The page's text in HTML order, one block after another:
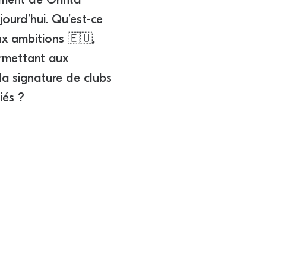
Qu’est-ce
ambitions 🇪🇺,
aux
signature de clubs
?